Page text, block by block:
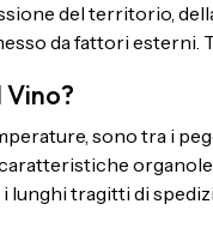
del territorio,
da fattori esterni.
Vino?
sono tra i
lunghi tragitti di